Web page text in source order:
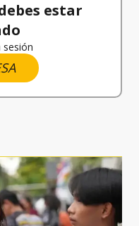
estar
sesión